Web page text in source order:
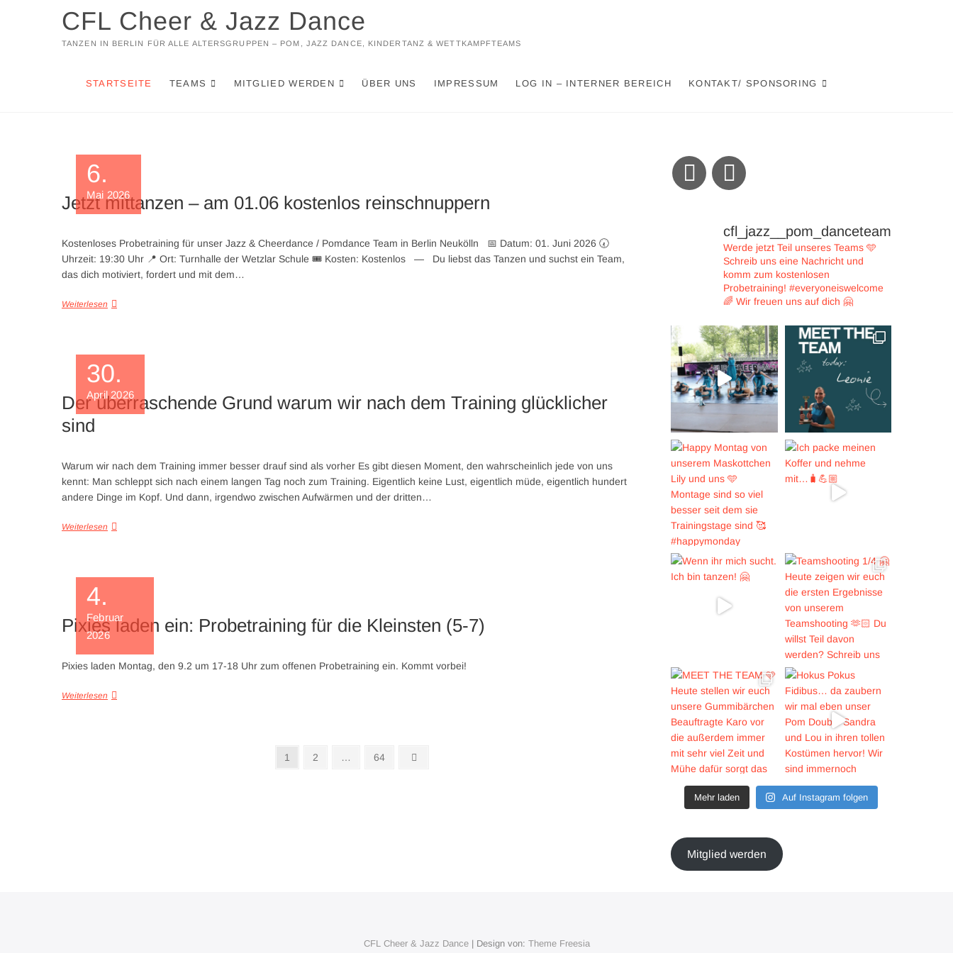
CFL Cheer & Jazz Dance
TANZEN IN BERLIN FÜR ALLE ALTERSGRUPPEN – POM, JAZZ DANCE, KINDERTANZ & WETTKAMPFTEAMS
STARTSEITE TEAMS MITGLIED WERDEN ÜBER UNS IMPRESSUM LOG IN – INTERNER BEREICH KONTAKT/ SPONSORING
6.
Mai 2026
Jetzt mittanzen – am 01.06 kostenlos reinschnuppern
Kostenloses Probetraining für unser Jazz & Cheerdance / Pomdance Team in Berlin Neukölln 📅 Datum: 01. Juni 2026 🕢
Uhrzeit: 19:30 Uhr 📍 Ort: Turnhalle der Wetzlar Schule 🎟️ Kosten: Kostenlos — Du liebst das Tanzen und suchst ein Team,
das dich motiviert, fordert und mit dem…
Weiterlesen
30.
April 2026
Der überraschende Grund warum wir nach dem Training glücklicher
sind
Warum wir nach dem Training immer besser drauf sind als vorher Es gibt diesen Moment, den wahrscheinlich jede von uns
kennt: Man schleppt sich nach einem langen Tag noch zum Training. Eigentlich keine Lust, eigentlich müde, eigentlich hundert
andere Dinge im Kopf. Und dann, irgendwo zwischen Aufwärmen und der dritten…
Weiterlesen
4.
Februar
2026
Pixies laden ein: Probetraining für die Kleinsten (5-7)
Pixies laden Montag, den 9.2 um 17-18 Uhr zum offenen Probetraining ein. Kommt vorbei!
Weiterlesen
Seite
1 Seite
2 … Seite
64
cfl_jazz__pom_danceteam
Werde jetzt Teil unseres Teams 🩵
Schreib uns eine Nachricht und
komm zum kostenlosen
Probetraining! #everyoneiswelcome
🌈 Wir freuen uns auf dich 🤗
Mehr laden Auf Instagram folgen
Mitglied werden
CFL Cheer & Jazz Dance| Design von: Theme Freesia